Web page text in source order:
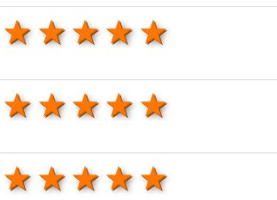
4 stars
3 stars
2 stars
1 star
4 stars
3 stars
2 stars
1 star
4 stars
3 stars
2 stars
1 star